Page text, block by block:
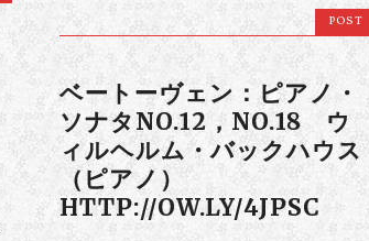
POST
ベートーヴェン：ピアノ・
ソナタNO.12，NO.18 ウ
ィルヘルム・バックハウス
（ピアノ）
HTTP://OW.LY/4JPSC